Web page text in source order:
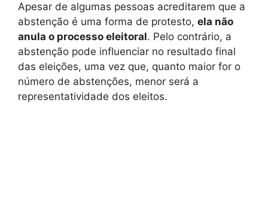
Apesar de algumas pessoas acreditarem que a
abstenção é uma forma de protesto, ela não
anula o processo eleitoral. Pelo contrário, a
abstenção pode influenciar no resultado final
das eleições, uma vez que, quanto maior for o
número de abstenções, menor será a
representatividade dos eleitos.